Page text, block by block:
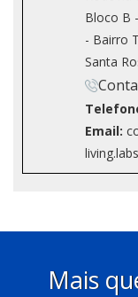
Bloco B
- Bairro
Santa
Email:
Mais